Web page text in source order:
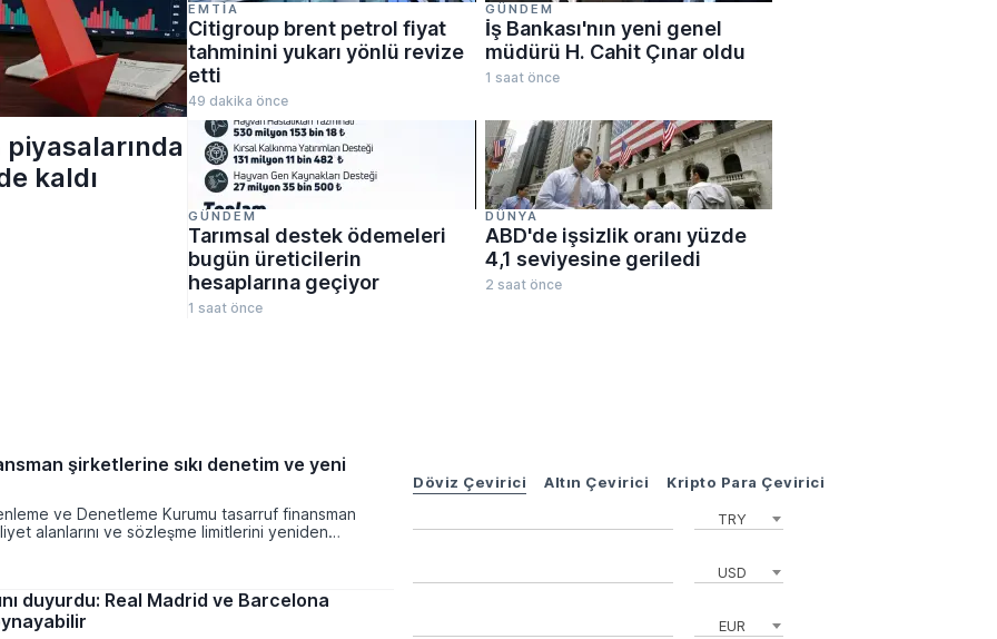
kaldı
EMTIA
Citigroup brent petrol fiyat
tahminini yukarı yönlü revize
etti
49 dakika önce
GÜNDEM
İş Bankası'nın yeni genel
müdürü H. Cahit Çınar oldu
1 saat önce
GÜNDEM
Tarımsal destek ödemeleri
bugün üreticilerin
hesaplarına geçiyor
1 saat önce
DÜNYA
ABD'de işsizlik oranı yüzde
4,1 seviyesine geriledi
2 saat önce
şirketlerine sıkı denetim ve yeni
ve Denetleme Kurumu tasarruf finansman
alanlarını ve sözleşme limitlerini yeniden
kaynakların yönetimi sıkılaştırılırken, vatandaşların
duyurdu: Real Madrid ve Barcelona
Döviz Çevirici Altın Çevirici Kripto Para Çevirici
TRY
USD
EUR